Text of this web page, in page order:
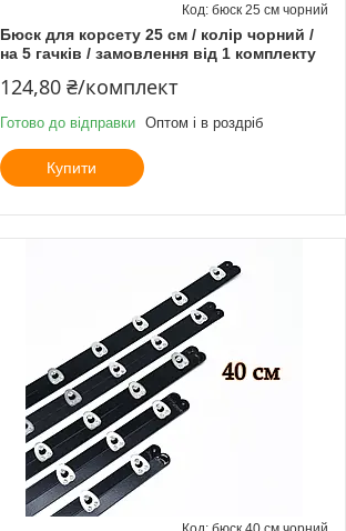
Бюск для корсету 25 см / колір чорний /
на 5 гачків / замовлення від 1 комплекту
бюск 25 см чорний
124,80 ₴/комплект
Готово до відправки Оптом і в роздріб
Купити